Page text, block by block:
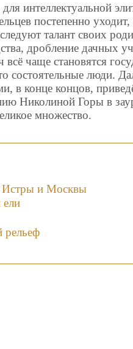
интеллектуальной
постепенно
талант своих
дробление дачных
чаще становятся
состоятельные люди.
в конце концов,
Николиной Горы в
множество.
Истры и Москвы
рельеф